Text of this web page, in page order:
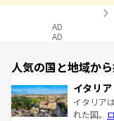
AD
AD
人気の国と地域か
イタリア
イタリア
れた国。